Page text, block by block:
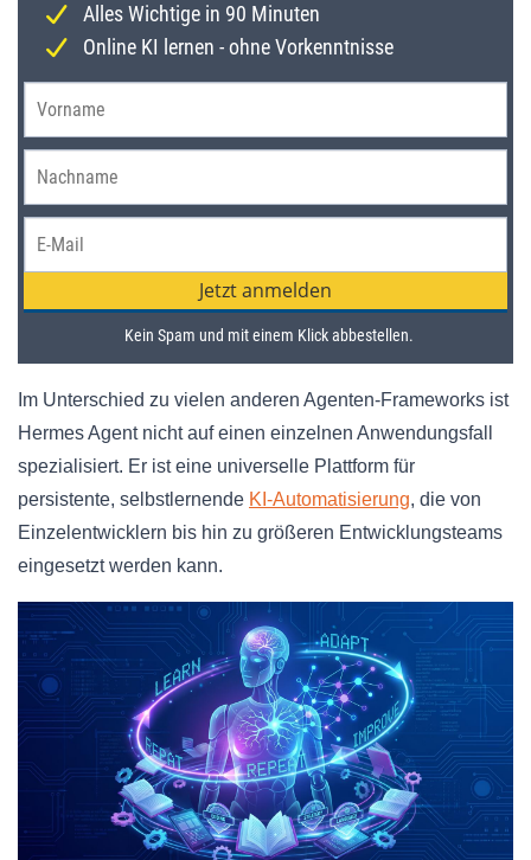
Im Unterschied zu vielen anderen Agenten-Frameworks ist
Hermes Agent nicht auf einen einzelnen Anwendungsfall
spezialisiert. Er ist eine universelle Plattform für
persistente, selbstlernende KI-Automatisierung, die von
Einzelentwicklern bis hin zu größeren Entwicklungsteams
eingesetzt werden kann.